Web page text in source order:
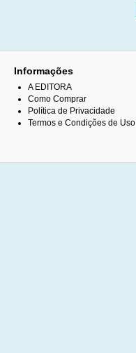
Informações
A EDITORA
Como Comprar
Política de Privacidade
Termos e Condições de Uso